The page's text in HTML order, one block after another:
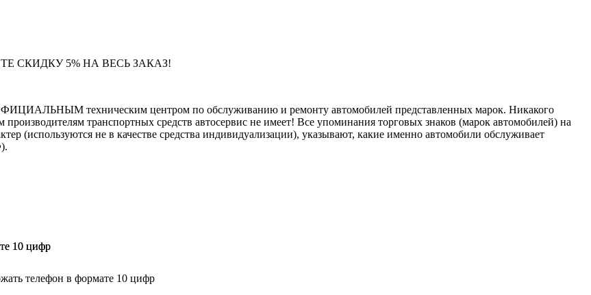
СКИДКУ 5% НА ВЕСЬ ЗАКАЗ!
техническим центром по обслуживанию и ремонту автомобилей представленных марок. Никакого
транспортных средств автосервис не имеет! Все упоминания торговых знаков (марок автомобилей) на
не в качестве средства индивидуализации), указывают, какие именно автомобили обслуживает
10 цифр
телефон в формате 10 цифр
10 цифр